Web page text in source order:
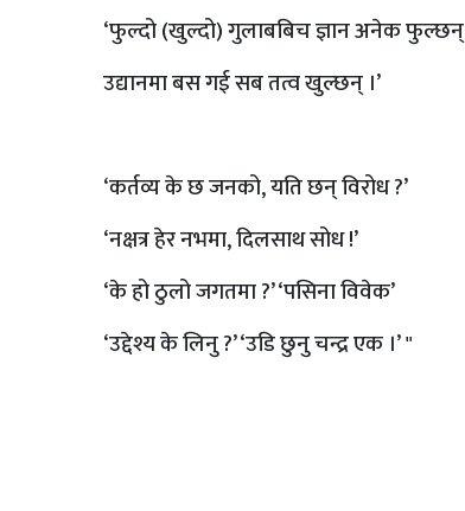
‘फुल्दो (खुल्दो) गुलाबबिच ज्ञान अनेक फुल्छन्
उद्यानमा बस गई सब तत्व खुल्छन् ।’
‘कर्तव्य के छ जनको, यति छन् विरोध ?’
‘नक्षत्र हेर नभमा, दिलसाथ सोध !’
‘के हो ठुलो जगतमा ?’ ‘पसिना विवेक’
‘उद्देश्य के लिनु ?’ ‘उडि छुनु चन्द्र एक ।’ "